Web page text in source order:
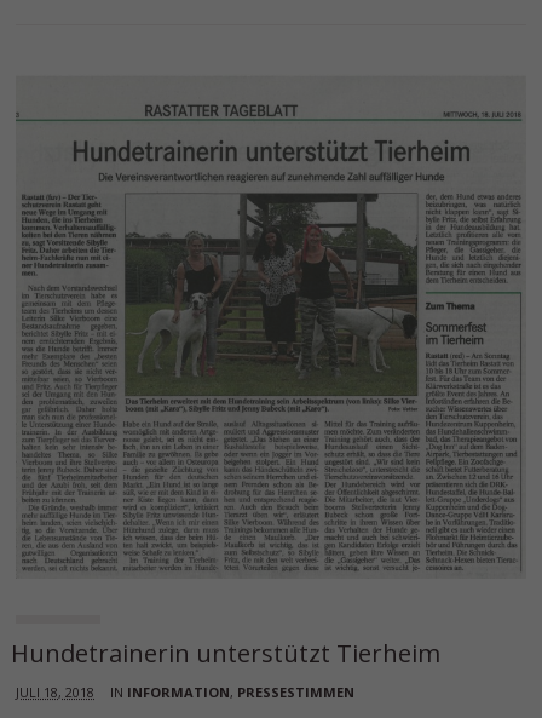
Hundetrainerin unterstützt Tierheim
JULI 18, 2018 IN INFORMATION, PRESSESTIMMEN